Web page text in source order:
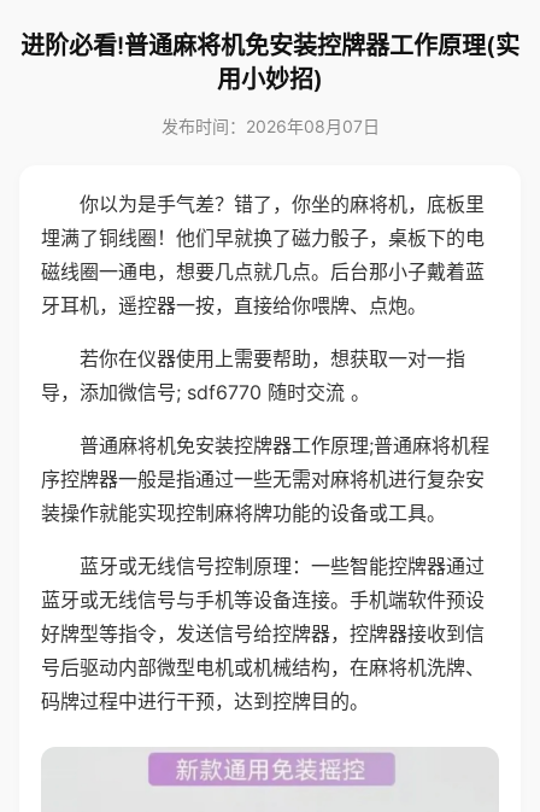
进阶必看!普通麻将机免安装控牌器工作原理(实
用小妙招)
发布时间：2026年08月07日
你以为是手气差？错了，你坐的麻将机，底板里
埋满了铜线圈！他们早就换了磁力骰子，桌板下的电
磁线圈一通电，想要几点就几点。后台那小子戴着蓝
牙耳机，遥控器一按，直接给你喂牌、点炮。
若你在仪器使用上需要帮助，想获取一对一指
导，添加微信号; sdf6770 随时交流 。
普通麻将机免安装控牌器工作原理;普通麻将机程
序控牌器一般是指通过一些无需对麻将机进行复杂安
装操作就能实现控制麻将牌功能的设备或工具。
蓝牙或无线信号控制原理：一些智能控牌器通过
蓝牙或无线信号与手机等设备连接。手机端软件预设
好牌型等指令，发送信号给控牌器，控牌器接收到信
号后驱动内部微型电机或机械结构，在麻将机洗牌、
码牌过程中进行干预，达到控牌目的。